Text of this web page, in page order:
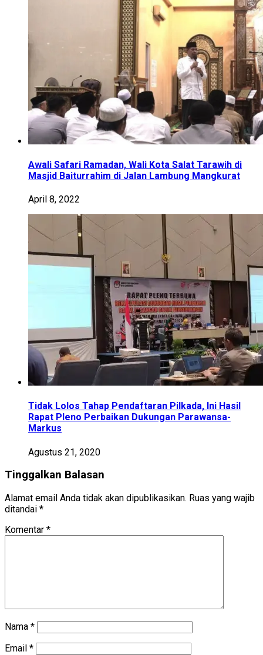
Awali Safari Ramadan, Wali Kota Salat Tarawih di
Masjid Baiturrahim di Jalan Lambung Mangkurat
April 8, 2022
Tidak Lolos Tahap Pendaftaran Pilkada, Ini Hasil
Rapat Pleno Perbaikan Dukungan Parawansa-
Markus
Agustus 21, 2020
Tinggalkan Balasan
Alamat email Anda tidak akan dipublikasikan. Ruas yang wajib
ditandai *
Komentar *
Nama *
Email *